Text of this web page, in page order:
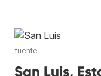
fuente
San Luis,